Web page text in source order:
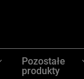
Pozostałe
produkty